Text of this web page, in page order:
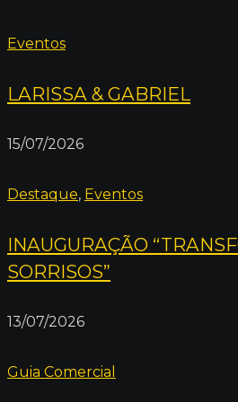
Eventos
LARISSA & GABRIEL
15/07/2026
Destaque, Eventos
INAUGURAÇÃO
SORRISOS”
13/07/2026
Guia Comercial